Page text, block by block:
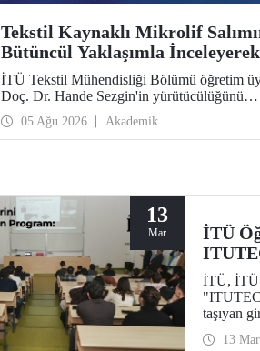
Tekstil Kaynaklı Mikrolif
Bütüncül Yaklaşımla İnceleyerek
Analiz ve Azaltım Stratejileri
Geliştirecek Projeye TÜBİTAK
Desteği
İTÜ Tekstil Mühendisliği Bölümü öğretim
Doç. Dr. Hande Sezgin'in yürütücülüğünü
üstlendiği “Sürdürülebilir Pamuk ve Polyester
Esaslı Tekstil Ürünlerinde Kullanım
Bağlı Mikrolif Salımı: Aşınma, UV
proje, TÜBİTAK 2515 – COST Aksiyon
Ar-Ge Destek Programı kapsamında
desteklenmeye hak kazandı.
05 Ağu 2026 Akademik
13
Mar
İTÜ
İTÜ, İTÜ
taşıyan
13